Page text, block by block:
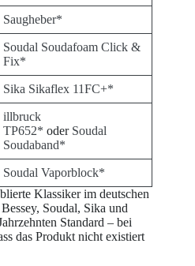
Saugheber*
Soudal Soudafoam Click &
Fix*
Sika Sikaflex 11FC+*
illbruck
TP652* oder Soudal
Soudaband*
Soudal Vaporblock*
Klassiker im deutschen
Soudal, Sika und
Standard – bei
das Produkt nicht existiert